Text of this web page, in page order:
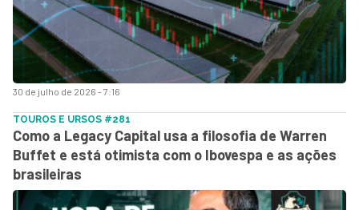
30 de julho de 2026 - 7:16
TOUROS E URSOS #281
Como a Legacy Capital usa a filosofia de Warren
Buffet e está otimista com o Ibovespa e as ações
brasileiras